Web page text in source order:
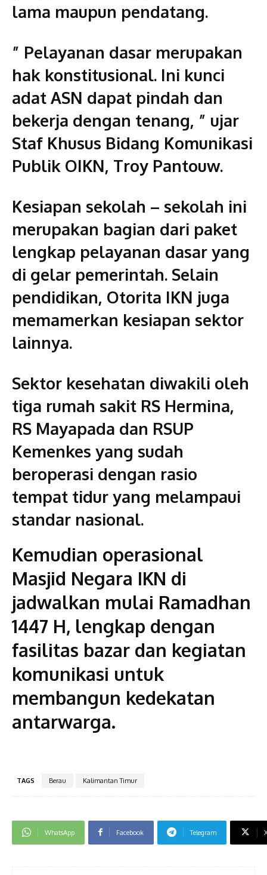
lama maupun pendatang.
” Pelayanan dasar merupakan
hak konstitusional. Ini kunci
adat ASN dapat pindah dan
bekerja dengan tenang, ” ujar
Staf Khusus Bidang Komunikasi
Publik OIKN, Troy Pantouw.
Kesiapan sekolah – sekolah ini
merupakan bagian dari paket
lengkap pelayanan dasar yang
di gelar pemerintah. Selain
pendidikan, Otorita IKN juga
memamerkan kesiapan sektor
lainnya.
Sektor kesehatan diwakili oleh
tiga rumah sakit RS Hermina,
RS Mayapada dan RSUP
Kemenkes yang sudah
beroperasi dengan rasio
tempat tidur yang melampaui
standar nasional.
Kemudian operasional
Masjid Negara IKN di
jadwalkan mulai Ramadhan
1447 H, lengkap dengan
fasilitas bazar dan kegiatan
komunikasi untuk
membangun kedekatan
antarwarga.
TAGS Berau Kalimantan Timur
WhatsApp Facebook Telegram